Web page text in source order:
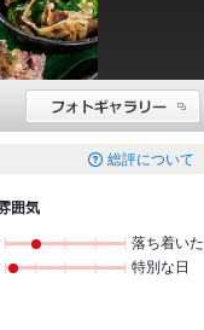
総評について
囲気
落ち着いた
特別な日